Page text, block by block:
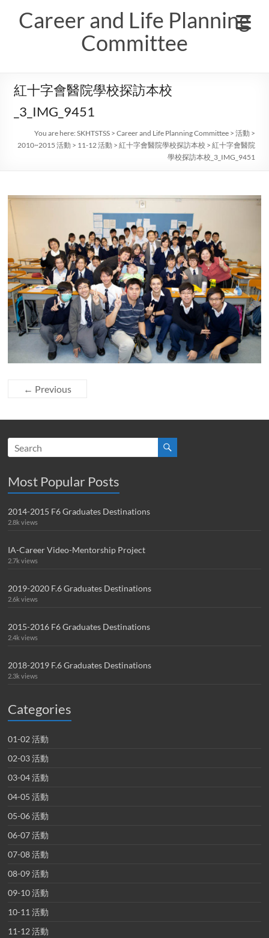
contentCareer and Life Planning
Committee
紅十字會醫院學校探訪本校
_3_IMG_9451
You are here:SKHTSTSS >Career and Life Planning Committee >活動 >
2010~2015 活動 > 11-12 活動 >紅十字會醫院學校探訪本校 >紅十字會醫院
學校探訪本校_3_IMG_9451
← Previous
Most Popular Posts
2014-2015 F6 Graduates Destinations
2.8k views
IA-Career Video-Mentorship Project
2.7k views
2019-2020 F.6 Graduates Destinations
2.6k views
2015-2016 F6 Graduates Destinations
2.4k views
2018-2019 F.6 Graduates Destinations
2.3k views
Categories
01-02 活動
02-03 活動
03-04 活動
04-05 活動
05-06 活動
06-07 活動
07-08 活動
08-09 活動
09-10 活動
10-11 活動
11-12 活動